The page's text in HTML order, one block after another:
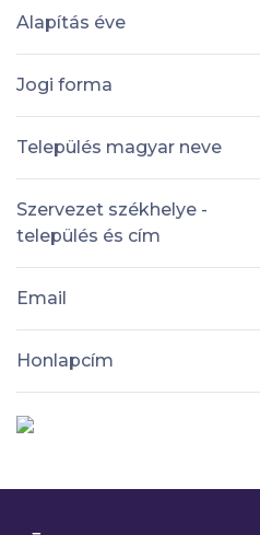
Alapítás éve
Jogi forma
Település magyar neve
Szervezet székhelye -
település és cím
Email
Honlapcím